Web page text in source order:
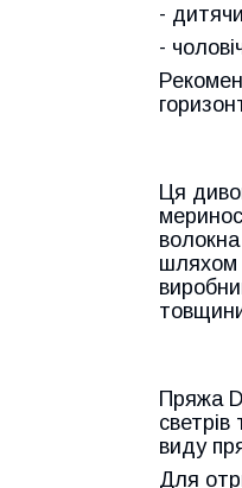
-
-
Ця
шляхом
Пряжа
светрів
виду
Для